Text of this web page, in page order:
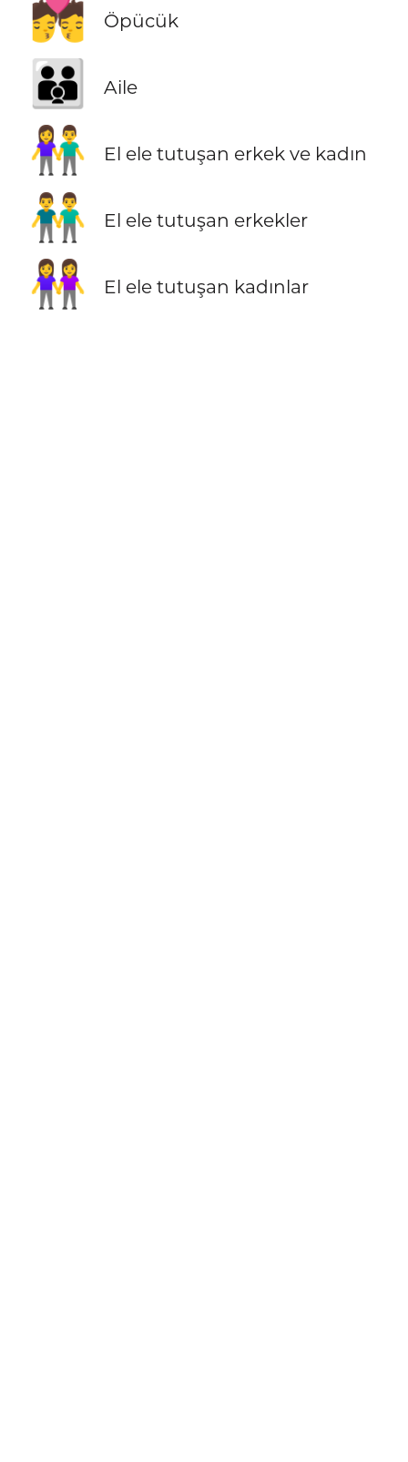
💏 Öpücük
👪 Aile
👫 El ele tutuşan erkek ve kadın
👬 El ele tutuşan erkekler
👭 El ele tutuşan kadınlar